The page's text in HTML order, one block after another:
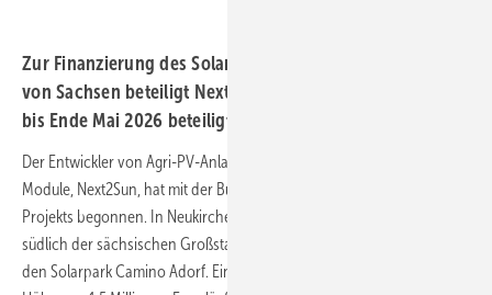
Zur Finanzierung des Solarparks Camino Adorf im Süden
von Sachsen beteiligt Next2Sun auch Bürger. Wer sich
bis Ende Mai 2026 beteiligt, bekommt höhere Zinsen.
Der Entwickler von Agri-PV-Anlagen mit vertikaler Aufständerung der
Module, Next2Sun, hat mit der Bürgerfinanzierung eines neuen
Projekts begonnen. In Neukirchen (Erzgebirge), nur wenige Kilometer
südlich der sächsischen Großstadt Chemnitz, baut das Unternehmen
den Solarpark Camino Adorf. Ein Teil der Finanzierung des Projekts in